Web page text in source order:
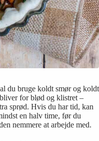
du bruge koldt smør og koldt
for blød og klistret –
sprød. Hvis du har tid, kan
en halv time, før du
nemmere at arbejde med.